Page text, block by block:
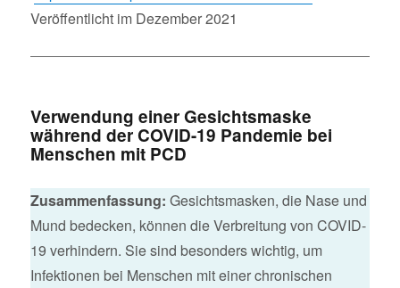
Veröffentlicht im Dezember 2021
Verwendung einer Gesichtsmaske
während der COVID-19 Pandemie bei
Menschen mit PCD
Zusammenfassung: Gesichtsmasken, die Nase und
Mund bedecken, können die Verbreitung von COVID-
19 verhindern. Sie sind besonders wichtig, um
Infektionen bei Menschen mit einer chronischen